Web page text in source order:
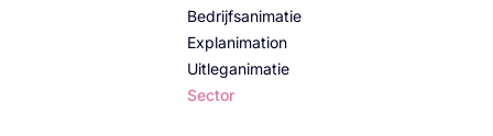
Bedrijfsanimatie
Explanimation
Uitleganimatie
Sector